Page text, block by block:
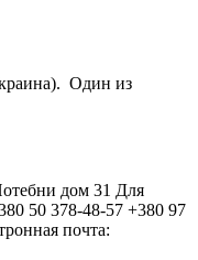
Один из
дом 31 Для
50 378-48-57 +380 97
почта: